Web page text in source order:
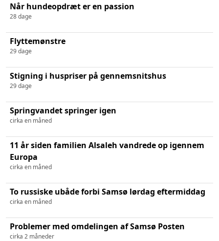
Når hundeopdræt er en passion
28 dage
Flyttemønstre
29 dage
Stigning i huspriser på gennemsnitshus
29 dage
Springvandet springer igen
cirka en måned
11 år siden familien Alsaleh vandrede op igennem
Europa
cirka en måned
To russiske ubåde forbi Samsø lørdag eftermiddag
cirka en måned
Problemer med omdelingen af Samsø Posten
cirka 2 måneder